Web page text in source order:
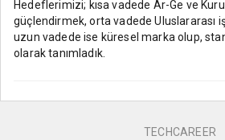
Hedeflerimizi; kısa vadede Ar-Ge ve
güçlendirmek, orta vadede Uluslararası
uzun vadede ise küresel marka olup,
olarak tanımladık.
TECHCAREER